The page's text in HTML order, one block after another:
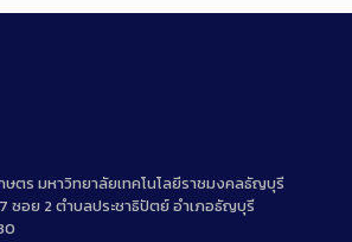
ษตร มหาวิทยาลัยเทคโนโลยีราชมงคลธัญบุรี
ซอย 2 ตำบลประชาธิปัตย์ อำเภอธัญบุรี